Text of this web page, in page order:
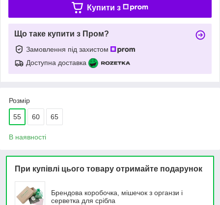
Купити з
Що таке купити з Пром?
Замовлення під захистом
Доступна доставка
Розмір
55 60 65
В наявності
При купівлі цього товару отримайте подарунок
Брендова коробочка, мішечок з органзи і
серветка для срібла